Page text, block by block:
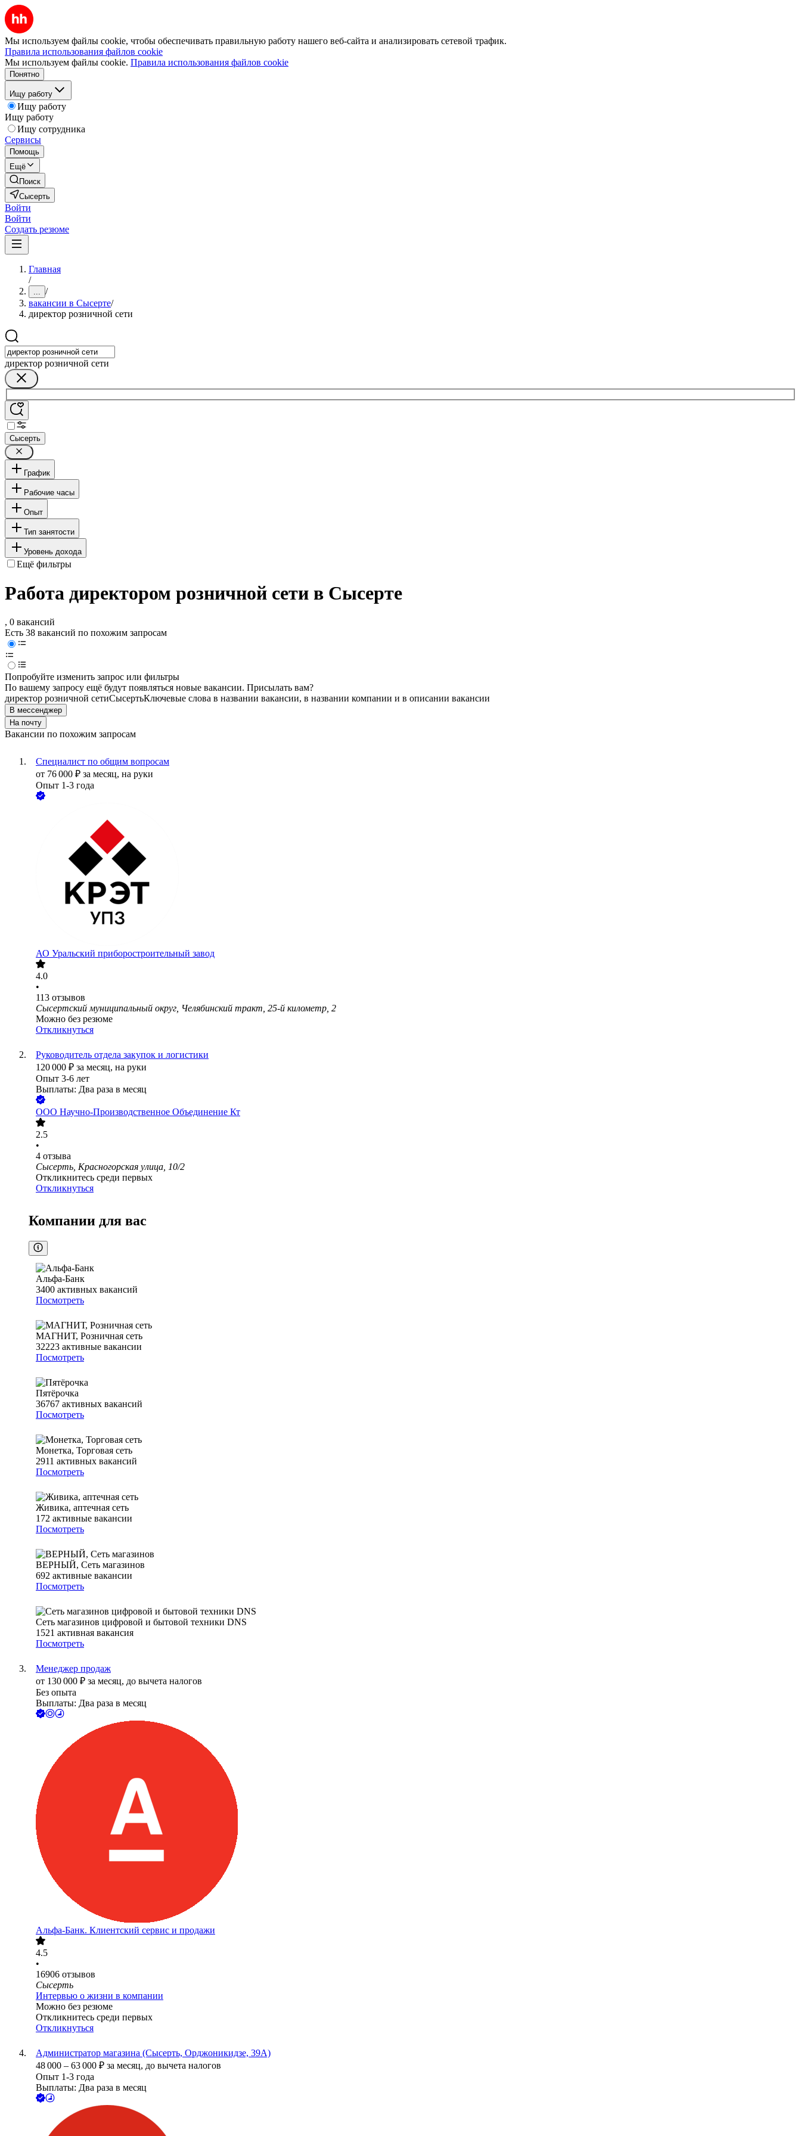
Мы используем файлы cookie, чтобы обеспечивать правильную работу нашего веб-сайта и анализировать сетевой трафик.
Правила использования файлов cookie
Мы используем файлы cookie. Правила использования файлов cookie
Понятно
Ищу работу
Ищу работу
Ищу работу
Ищу сотрудника
Сервисы
Помощь
Ещё
Поиск
Сысерть
Войти
Войти
Создать резюме
Главная
/
... /
вакансии в Сысерте/
директор розничной сети
директор розничной сети
Сысерть
График
Рабочие часы
Опыт
Тип занятости
Уровень дохода
Ещё фильтры
Работа директором розничной сети в Сысерте
, 0 вакансий
Есть 38 вакансий по похожим запросам
Попробуйте изменить запрос или фильтры
По вашему запросу ещё будут появляться новые вакансии. Присылать вам?
директор розничной сетиСысертьКлючевые слова в названии вакансии, в названии компании и в описании вакансии
В мессенджер
На почту
Вакансии по похожим запросам
Специалист по общим вопросам
от 76 000 ₽ за месяц, на руки
Опыт 1-3 года
АО Уральский приборостроительный завод
4.0
•
113 отзывов
Сысертский муниципальный округ, Челябинский тракт, 25-й километр, 2
Можно без резюме
Откликнуться
Руководитель отдела закупок и логистики
120 000 ₽ за месяц, на руки
Опыт 3-6 лет
Выплаты: Два раза в месяц
ООО Научно-Производственное Объединение Кт
2.5
•
4 отзыва
Сысерть, Красногорская улица, 10/2
Откликнитесь среди первых
Откликнуться
Компании для вас
Альфа-Банк
3400 активных вакансий
Посмотреть
МАГНИТ, Розничная сеть
32223 активные вакансии
Посмотреть
Пятёрочка
36767 активных вакансий
Посмотреть
Монетка, Торговая сеть
2911 активных вакансий
Посмотреть
Живика, аптечная сеть
172 активные вакансии
Посмотреть
ВЕРНЫЙ, Сеть магазинов
692 активные вакансии
Посмотреть
Сеть магазинов цифровой и бытовой техники DNS
1521 активная вакансия
Посмотреть
Менеджер продаж
от 130 000 ₽ за месяц, до вычета налогов
Без опыта
Выплаты: Два раза в месяц
Альфа-Банк. Клиентский сервис и продажи
4.5
•
16906 отзывов
Сысерть
Интервью о жизни в компании
Можно без резюме
Откликнитесь среди первых
Откликнуться
Администратор магазина (Сысерть, Орджоникидзе, 39А)
48 000 – 63 000 ₽ за месяц, до вычета налогов
Опыт 1-3 года
Выплаты: Два раза в месяц